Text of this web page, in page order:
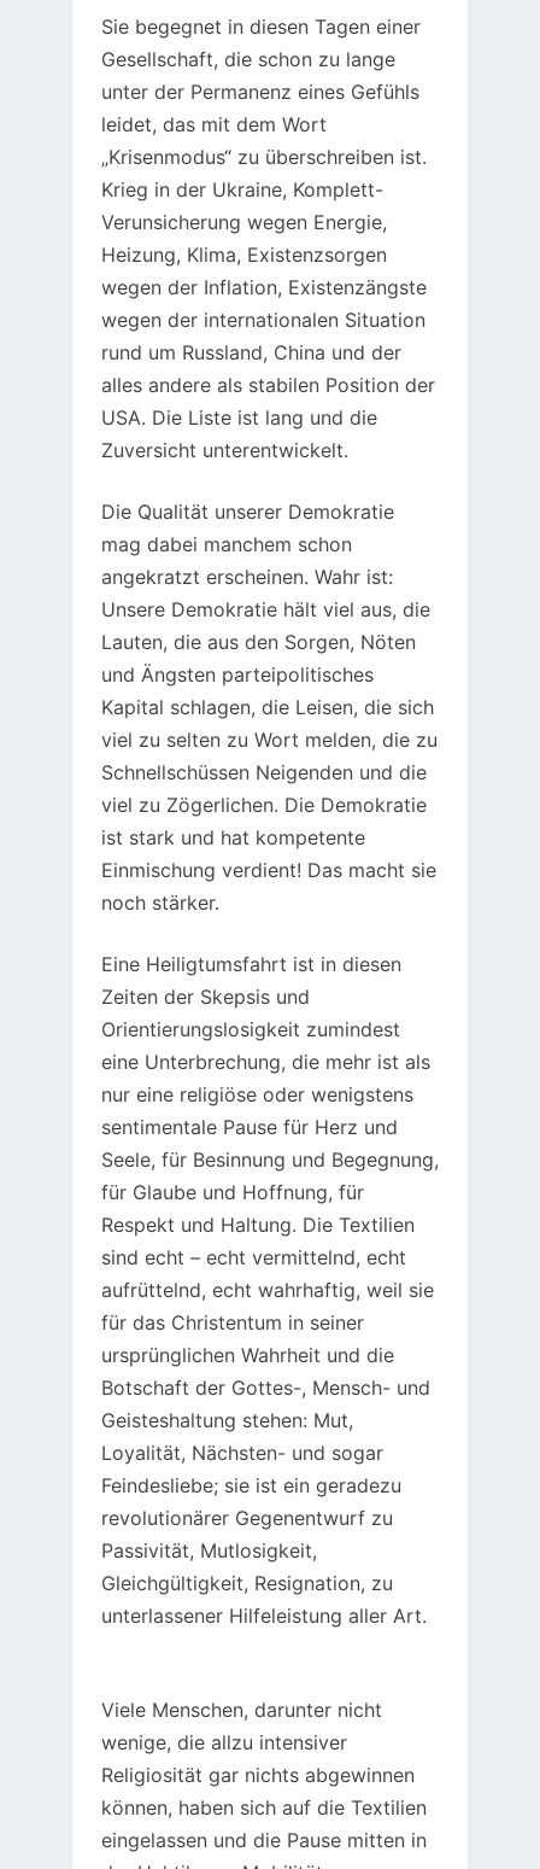
Sie begegnet in diesen Tagen einer
Gesellschaft, die schon zu lange
unter der Permanenz eines Gefühls
leidet, das mit dem Wort
„Krisenmodus“ zu überschreiben ist.
Krieg in der Ukraine, Komplett-
Verunsicherung wegen Energie,
Heizung, Klima, Existenzsorgen
wegen der Inflation, Existenzängste
wegen der internationalen Situation
rund um Russland, China und der
alles andere als stabilen Position der
USA. Die Liste ist lang und die
Zuversicht unterentwickelt.
Die Qualität unserer Demokratie
mag dabei manchem schon
angekratzt erscheinen. Wahr ist:
Unsere Demokratie hält viel aus, die
Lauten, die aus den Sorgen, Nöten
und Ängsten parteipolitisches
Kapital schlagen, die Leisen, die sich
viel zu selten zu Wort melden, die zu
Schnellschüssen Neigenden und die
viel zu Zögerlichen. Die Demokratie
ist stark und hat kompetente
Einmischung verdient! Das macht sie
noch stärker.
Eine Heiligtumsfahrt ist in diesen
Zeiten der Skepsis und
Orientierungslosigkeit zumindest
eine Unterbrechung, die mehr ist als
nur eine religiöse oder wenigstens
sentimentale Pause für Herz und
Seele, für Besinnung und Begegnung,
für Glaube und Hoffnung, für
Respekt und Haltung. Die Textilien
sind echt – echt vermittelnd, echt
aufrüttelnd, echt wahrhaftig, weil sie
für das Christentum in seiner
ursprünglichen Wahrheit und die
Botschaft der Gottes-, Mensch- und
Geisteshaltung stehen: Mut,
Loyalität, Nächsten- und sogar
Feindesliebe; sie ist ein geradezu
revolutionärer Gegenentwurf zu
Passivität, Mutlosigkeit,
Gleichgültigkeit, Resignation, zu
unterlassener Hilfeleistung aller Art.
Viele Menschen, darunter nicht
wenige, die allzu intensiver
Religiosität gar nichts abgewinnen
können, haben sich auf die Textilien
eingelassen und die Pause mitten in